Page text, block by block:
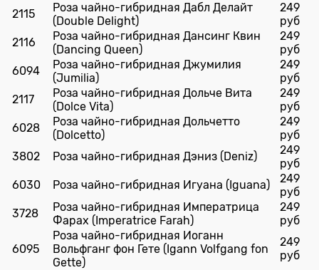
2115
Роза чайно-гибридная Дабл Делайт
(Double Delight)
249
руб
2116
Роза чайно-гибридная Дансинг Квин
(Dancing Queen)
249
руб
6094
Роза чайно-гибридная Джумилия
(Jumilia)
249
руб
2117
Роза чайно-гибридная Дольче Вита
(Dolce Vita)
249
руб
6028
Роза чайно-гибридная Дольчетто
(Dolcetto)
249
руб
3802
Роза чайно-гибридная Дэниз (Deniz)
249
руб
6030
Роза чайно-гибридная Игуана (Iguana)
249
руб
3728
Роза чайно-гибридная Императрица
Фарах (Imperatrice Farah)
249
руб
6095
Роза чайно-гибридная Иоганн
Вольфганг фон Гете (Igann Volfgang fon
Gette)
249
руб